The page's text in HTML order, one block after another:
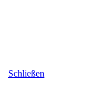
Schließen